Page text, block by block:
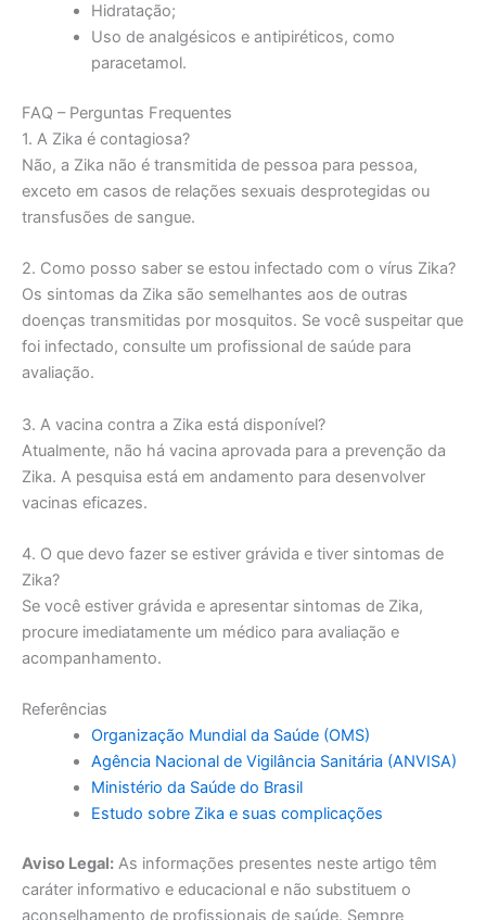
Hidratação;
Uso de analgésicos e antipiréticos, como
paracetamol.
FAQ – Perguntas Frequentes
1. A Zika é contagiosa?
Não, a Zika não é transmitida de pessoa para pessoa,
exceto em casos de relações sexuais desprotegidas ou
transfusões de sangue.
2. Como posso saber se estou infectado com o vírus Zika?
Os sintomas da Zika são semelhantes aos de outras
doenças transmitidas por mosquitos. Se você suspeitar que
foi infectado, consulte um profissional de saúde para
avaliação.
3. A vacina contra a Zika está disponível?
Atualmente, não há vacina aprovada para a prevenção da
Zika. A pesquisa está em andamento para desenvolver
vacinas eficazes.
4. O que devo fazer se estiver grávida e tiver sintomas de
Zika?
Se você estiver grávida e apresentar sintomas de Zika,
procure imediatamente um médico para avaliação e
acompanhamento.
Referências
Organização Mundial da Saúde (OMS)
Agência Nacional de Vigilância Sanitária (ANVISA)
Ministério da Saúde do Brasil
Estudo sobre Zika e suas complicações
Aviso Legal: As informações presentes neste artigo têm
caráter informativo e educacional e não substituem o
aconselhamento de profissionais de saúde. Sempre